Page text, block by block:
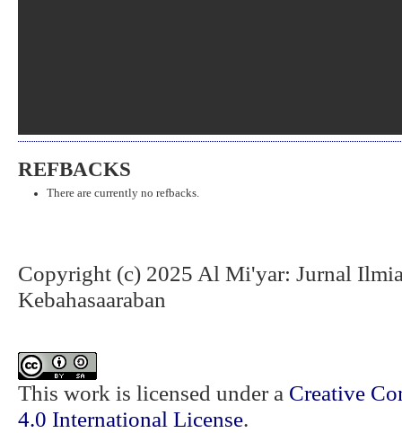
REFBACKS
There are currently no refbacks.
Copyright (c) 2025 Al Mi'yar: Jurnal
Kebahasaaraban
This work is licensed under a Creative
4.0 International License.